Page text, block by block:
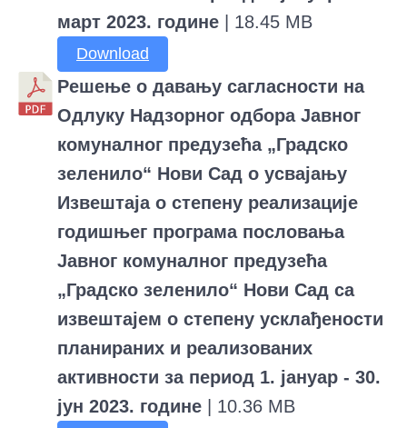
март 2023. године | 18.45 MB
Download
Решење о давању сагласности на
Одлуку Надзорног одбора Јавног
комуналног предузећа „Градско
зеленило“ Нови Сад о усвајању
Извештаја о степену реализације
годишњег програма пословања
Јавног комуналног предузећа
„Градско зеленило“ Нови Сад са
извештајем о степену усклађености
планираних и реализованих
активности за период 1. јануар - 30.
јун 2023. године | 10.36 MB